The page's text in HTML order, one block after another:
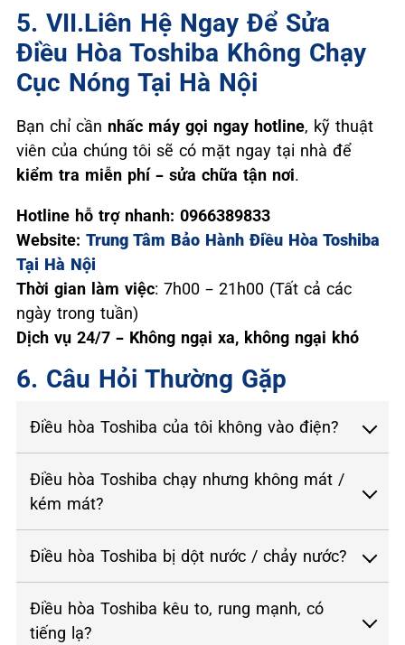
5. VII.Liên Hệ Ngay Để Sửa
Điều Hòa Toshiba Không Chạy
Cục Nóng Tại Hà Nội
Bạn chỉ cần nhấc máy gọi ngay hotline, kỹ thuật
viên của chúng tôi sẽ có mặt ngay tại nhà để
kiểm tra miễn phí – sửa chữa tận nơi.
Hotline hỗ trợ nhanh: 0966389833
Website: Trung Tâm Bảo Hành Điều Hòa Toshiba
Tại Hà Nội
Thời gian làm việc: 7h00 – 21h00 (Tất cả các
ngày trong tuần)
Dịch vụ 24/7 – Không ngại xa, không ngại khó
6. Câu Hỏi Thường Gặp
Điều hòa Toshiba của tôi không vào điện?
Điều hòa Toshiba chạy nhưng không mát /
kém mát?
Điều hòa Toshiba bị dột nước / chảy nước?
Điều hòa Toshiba kêu to, rung mạnh, có
tiếng lạ?